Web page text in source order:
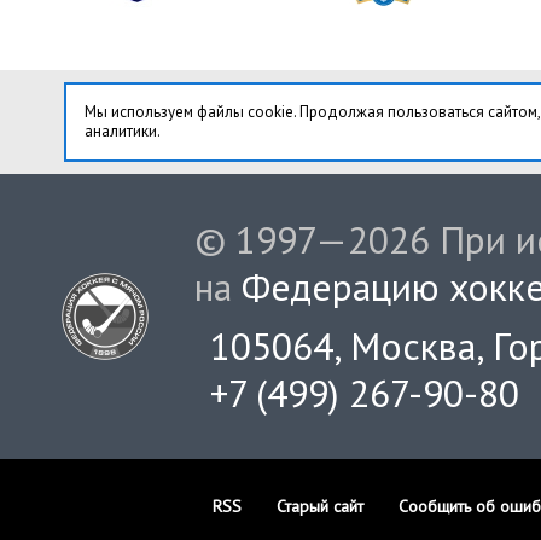
Мы используем файлы cookie. Продолжая пользоваться
аналитики.
© 1997—2026 При
на Федерацию
105064, Москва,
+7 (499) 267-90-80
RSS Старый сайт Сообщить об